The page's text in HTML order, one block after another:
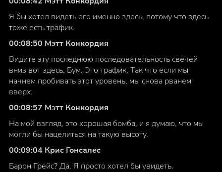
Я бы хотел видеть его именно здесь, потому что здесь
тоже есть трафик.
00:08:50 Мэтт Конкордия
Видите эту последнюю последовательность свечей
вниз вот здесь. Бум. Это трафик. Так что если мы
начнем пробивать этот уровень, мы снова рванем
вверх.
00:08:57 Мэтт Конкордия
На мой взгляд, это хорошая бомба, и я думаю, что мы
могли бы нацелиться на такую высоту.
00:09:04 Крис Гонсалес
Барон Грейс? Да. Я просто хотел бы увидеть.